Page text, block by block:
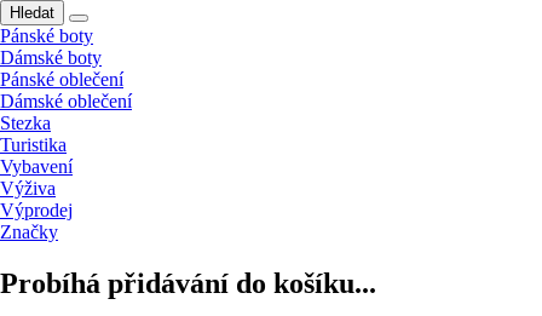
Hledat
Pánské boty
Dámské boty
Pánské oblečení
Dámské oblečení
Stezka
Turistika
Vybavení
Výživa
Výprodej
Značky
Probíhá přidávání do košíku...